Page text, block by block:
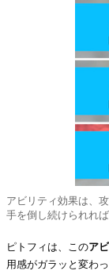
アビリティ効果は、
手を倒し続けられれ
ピトフィは、このア
用感がガラッと変わ